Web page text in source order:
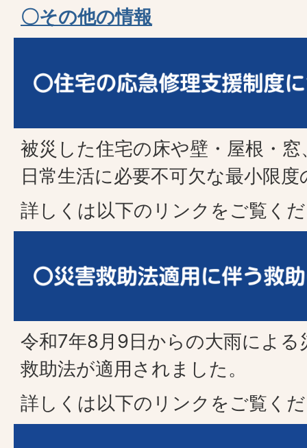
〇その他の情報
被災した住宅の床や壁・屋根・
日常生活に必要不可欠な最小限
詳しくは以下のリンクをご覧く
令和7年8月9日からの大雨による
救助法が適用されました。
詳しくは以下のリンクをご覧く